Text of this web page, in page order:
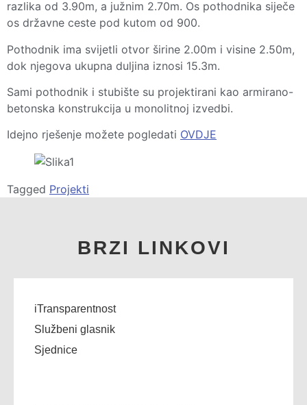
razlika od 3.90m, a južnim 2.70m. Os pothodnika siječe
os državne ceste pod kutom od 900.
Pothodnik ima svijetli otvor širine 2.00m i visine 2.50m,
dok njegova ukupna duljina iznosi 15.3m.
Sami pothodnik i stubište su projektirani kao armirano-
betonska konstrukcija u monolitnoj izvedbi.
Idejno rješenje možete pogledati OVDJE
Tagged Projekti
BRZI LINKOVI
iTransparentnost
Službeni glasnik
Sjednice